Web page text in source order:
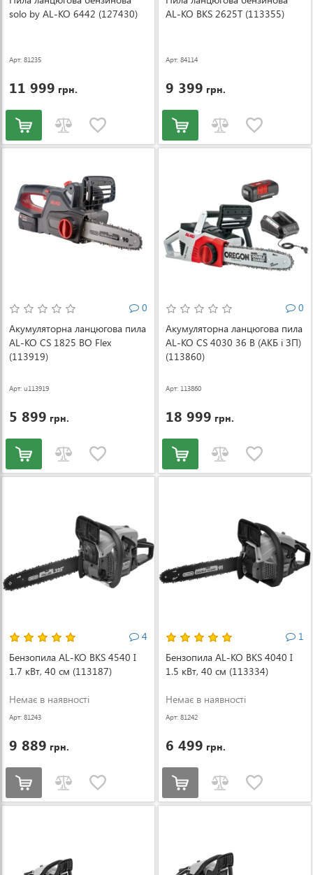
solo by AL-KO 6442 (127430)
Арт: 81235
11 999 грн.
AL-KO BKS 2625T (113355)
Арт: 84114
9 399 грн.
0
Акумуляторна ланцюгова пила
AL-KO CS 1825 BO Flex
(113919)
Арт: u113919
5 899 грн.
0
Акумуляторна ланцюгова пила
AL-KO CS 4030 36 В (АКБ і ЗП)
(113860)
Арт: 113860
18 999 грн.
4
Бензопила AL-KO BKS 4540 I
1.7 кВт, 40 см (113187)
Немає в наявності
Арт: 81243
9 889 грн.
1
Бензопила AL-KO BKS 4040 I
1.5 кВт, 40 см (113334)
Немає в наявності
Арт: 81242
6 499 грн.